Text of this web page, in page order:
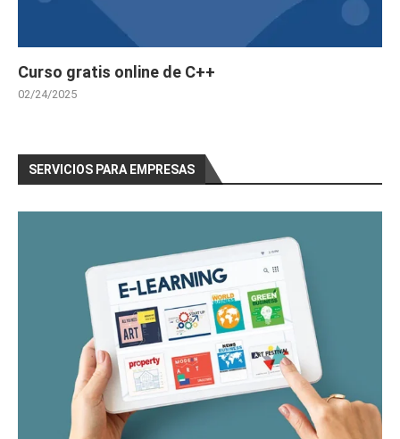
Curso gratis online de C++
02/24/2025
SERVICIOS PARA EMPRESAS